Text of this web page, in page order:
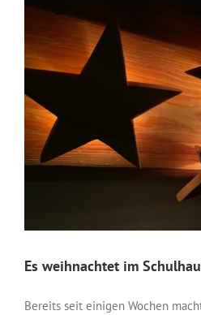
Es weihnachtet im
Bereits seit einigen Wochen